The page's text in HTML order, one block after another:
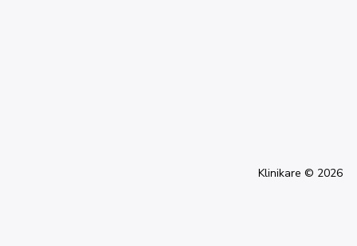
Klinikare © 2026